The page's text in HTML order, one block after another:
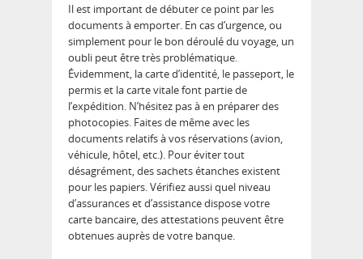
Il est important de débuter ce point par les
documents à emporter. En cas d’urgence, ou
simplement pour le bon déroulé du voyage, un
oubli peut être très problématique.
Évidemment, la carte d’identité, le passeport, le
permis et la carte vitale font partie de
l’expédition. N’hésitez pas à en préparer des
photocopies. Faites de même avec les
documents relatifs à vos réservations (avion,
véhicule, hôtel, etc.). Pour éviter tout
désagrément, des sachets étanches existent
pour les papiers. Vérifiez aussi quel niveau
d’assurances et d’assistance dispose votre
carte bancaire, des attestations peuvent être
obtenues auprès de votre banque.